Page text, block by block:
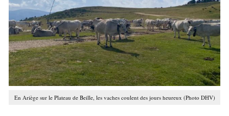
En Ariège sur le Plateau de Beille, les vaches coulent des jours heureux (Photo DHV)